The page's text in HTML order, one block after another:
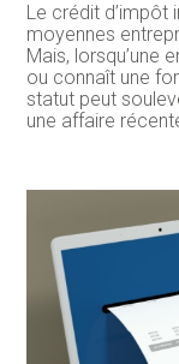
Le crédit d’impôt
moyennes
Mais, lorsqu’une
ou connaît une
statut peut
une affaire